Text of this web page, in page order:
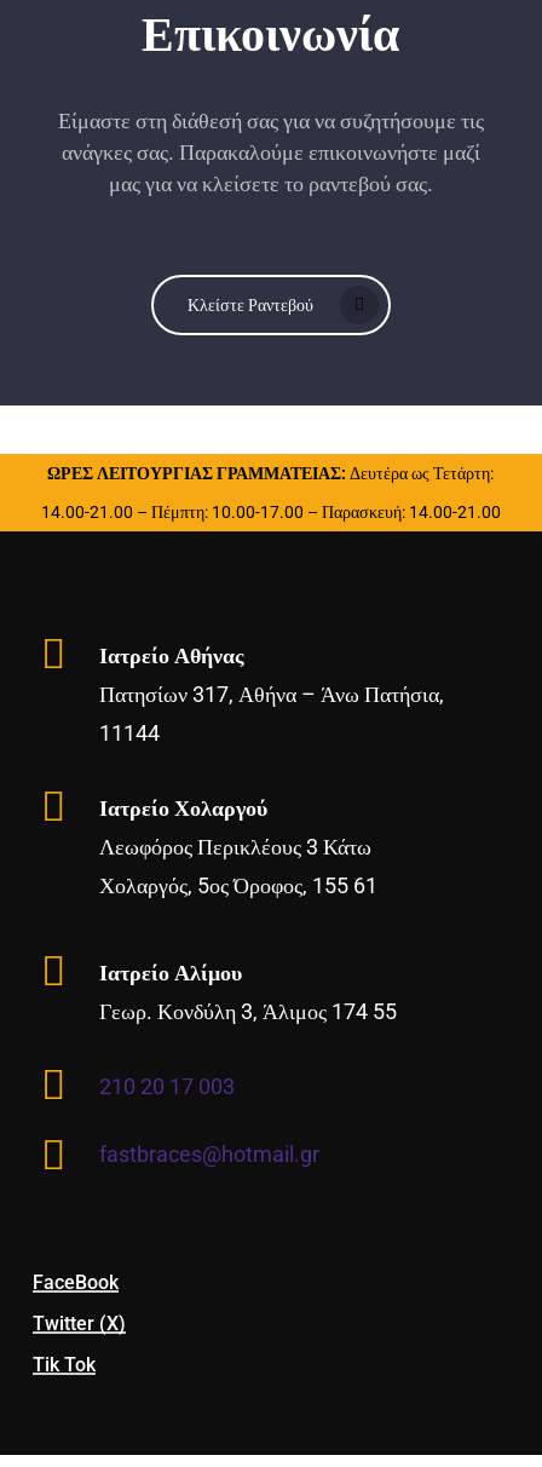
Επικοινωνία
Είμαστε στη διάθεσή σας για να συζητήσουμε τις
ανάγκες σας. Παρακαλούμε επικοινωνήστε μαζί
μας για να κλείσετε το ραντεβού σας.
Κλείστε Ραντεβού
ΩΡΕΣ ΛΕΙΤΟΥΡΓΙΑΣ ΓΡΑΜΜΑΤΕΙΑΣ: Δευτέρα ως Τετάρτη:
14.00-21.00 – Πέμπτη: 10.00-17.00 – Παρασκευή: 14.00-21.00
Ιατρείο Αθήνας
Πατησίων 317, Αθήνα – Άνω Πατήσια,
11144
Ιατρείο Χολαργού
Λεωφόρος Περικλέους 3 Κάτω
Χολαργός, 5ος Όροφος, 155 61
Ιατρείο Αλίμου
Γεωρ. Κονδύλη 3, Άλιμος 174 55
210 20 17 003
fastbraces@hotmail.gr
FaceBook
Twitter (X)
Tik Tok